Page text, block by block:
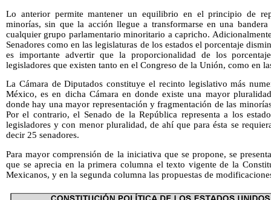
Lo anterior permite mantener un equilibrio en el principio de
minorías, sin que la acción llegue a transformarse en una
cualquier grupo parlamentario minoritario a capricho.
Senadores como en las legislaturas de los estados el porcentaje
es importante advertir que la proporcionalidad de los
legisladores que existen tanto en el Congreso de la Unión, como en
La Cámara de Diputados constituye el recinto legislativo más
México, es en dicha Cámara en donde existe una mayor
donde hay una mayor representación y fragmentación de las
Por el contrario, el Senado de la República representa a los
legisladores y con menor pluralidad, de ahí que para ésta se
decir 25 senadores.
Para mayor comprensión de la iniciativa que se propone, se
que se aprecia en la primera columna el texto vigente de la
Mexicanos, y en la segunda columna las propuestas de